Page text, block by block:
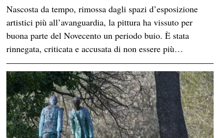
Nascosta da tempo, rimossa dagli spazi d’esposizione
artistici più all’avanguardia, la pittura ha vissuto per
buona parte del Novecento un periodo buio. È stata
rinnegata, criticata e accusata di non essere più…